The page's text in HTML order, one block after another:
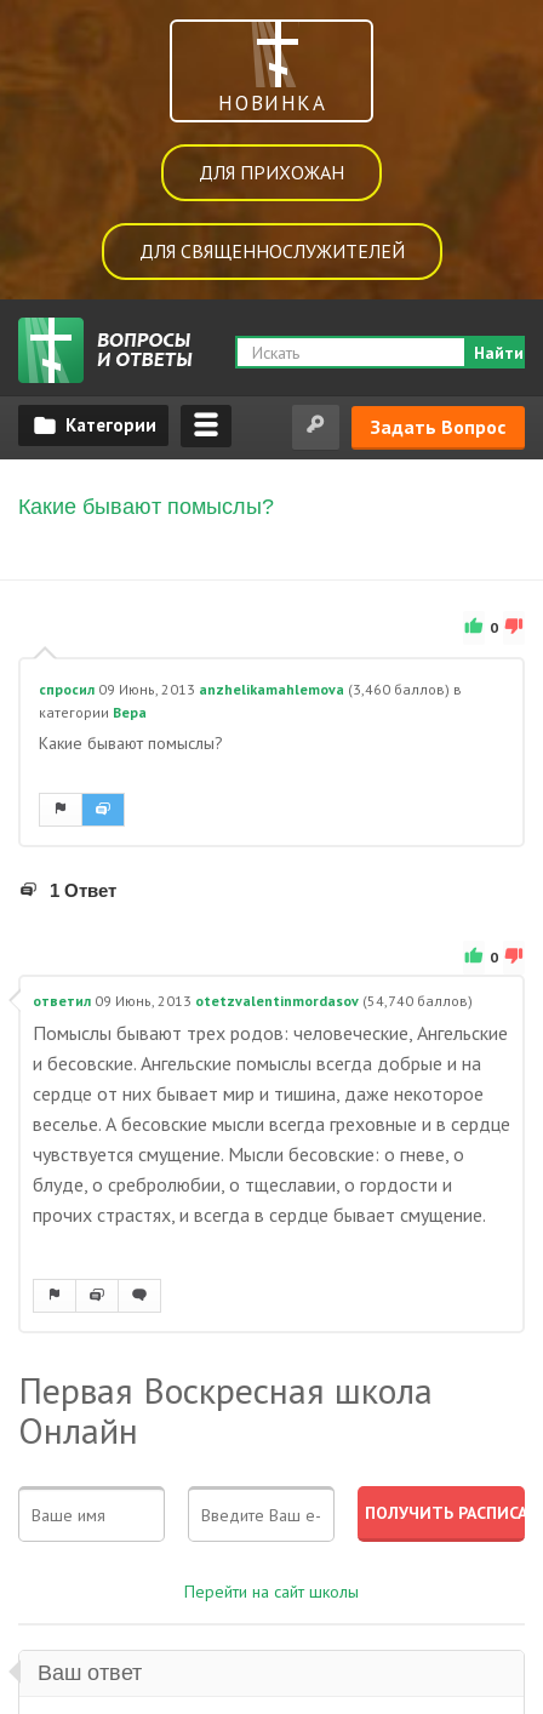
НОВИНКА
ДЛЯ ПРИХОЖАН
ДЛЯ СВЯЩЕННОСЛУЖИТЕЛЕЙ
Найти
Задать Вопрос
Какие бывают помыслы?
0
спросил 09 Июнь, 2013 anzhelikamahlemova (3,460 баллов) в
категории Вера
Какие бывают помыслы?
1 Ответ
0
ответил 09 Июнь, 2013 otetzvalentinmordasov (54,740 баллов)
Помыслы бывают трех родов: человеческие, Ангельские
и бесовские. Ангельские помыслы всегда добрые и на
сердце от них бывает мир и тишина, даже некоторое
веселье. А бесовские мысли всегда греховные и в сердце
чувствуется смущение. Мысли бесовские: о гневе, о
блуде, о сребролюбии, о тщеславии, о гордости и
прочих страстях, и всегда в сердце бывает смущение.
Первая Воскресная школа
Онлайн
Перейти на сайт школы
Ваш ответ